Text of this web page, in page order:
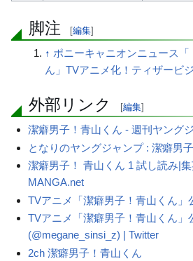
脚注 [編集]
↑ ポニーキャニオンニュース「
ん」TVアニメ化！ティザービ
外部リンク [編集]
潔癖男子！青山くん - 週刊ヤング
となりのヤングジャンプ : 潔癖男
潔癖男子！ 青山くん 1 試し読み|
MANGA.net
TVアニメ「潔癖男子！青山くん」
TVアニメ「潔癖男子！青山くん」
(@megane_sinsi_z) | Twitter
2ch 潔癖男子！青山くん